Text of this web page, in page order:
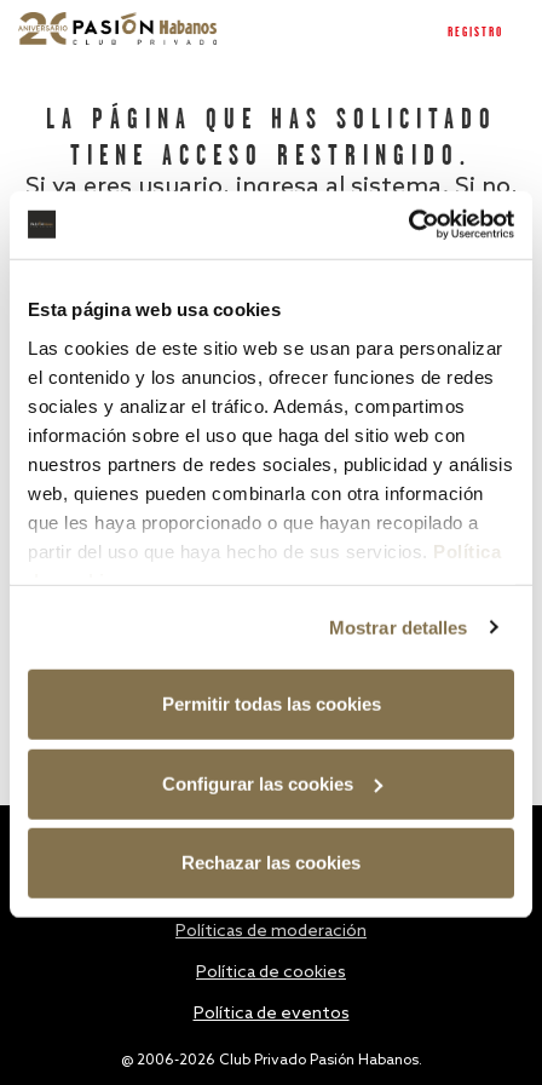
Esta página web usa cookies
Las cookies de este sitio web se usan para personalizar
el contenido y los anuncios, ofrecer funciones de redes
sociales y analizar el tráfico. Además, compartimos
información sobre el uso que haga del sitio web con
nuestros partners de redes sociales, publicidad y análisis
web, quienes pueden combinarla con otra información
que les haya proporcionado o que hayan recopilado a
partir del uso que haya hecho de sus servicios. Política
Mostrar detalles
Permitir todas las cookies
Configurar las cookies
Rechazar las cookies
REGISTRO
LA PÁGINA QUE HAS SOLICITADO
TIENE ACCESO RESTRINGIDO.
Si ya eres usuario, ingresa al sistema. Si no,
¿Has olvidado tu contraseña?
@ 2006-2026 Club Privado Pasión Habanos.
Políticas de moderación
Política de cookies
Política de eventos